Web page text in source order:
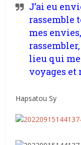
J’ai eu
rassemble
mes
lieu qui
voyages
Hapsatou Sy